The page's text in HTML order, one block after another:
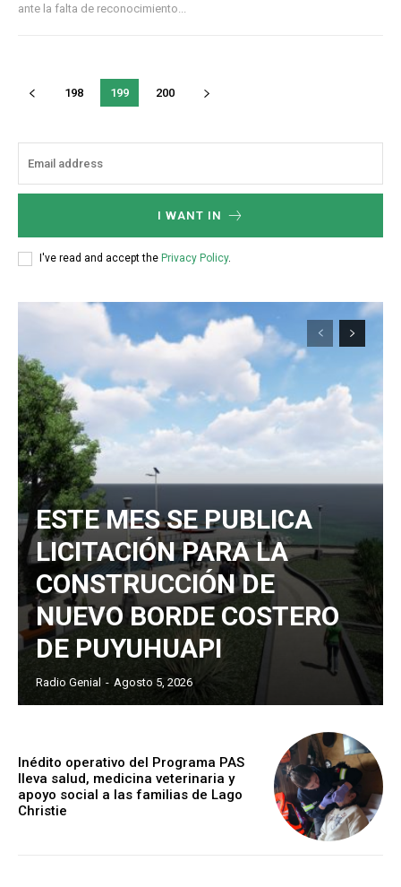
ante la falta de reconocimiento...
198 199 200
I WANT IN
I've read and accept the Privacy Policy.
ESTE MES SE PUBLICA
LICITACIÓN PARA LA
CONSTRUCCIÓN DE
NUEVO BORDE COSTERO
DE PUYUHUAPI
Radio Genial - Agosto 5, 2026
Inédito operativo del Programa PAS
lleva salud, medicina veterinaria y
apoyo social a las familias de Lago
Christie